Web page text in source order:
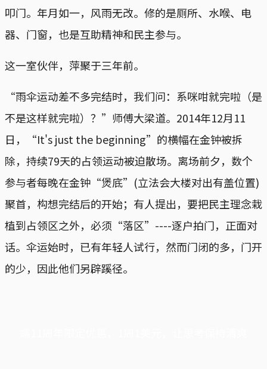
叩门。年月如一，风雨无改。修的是厕所、水喉、电
器、门窗，也是互助精神和民主参与。
这一室伙伴，萍聚于三年前。
“雨伞运动差不多完结时，我们问：系咪咁就完啦（是
不是这样就完啦）？”师傅大梁道。2014年12月11
日，“It's just the beginning”的横幅在金钟被拆
除，持续79天的占领运动被迫散场。离场前夕，数个
参与者每晚在金钟“煲底”(立法会大楼对出有盖位置)
聚首，构想完结后的开始；有人提出，要把民主理念栽
植到占领区之外，必须“落区”----逐户拍门，正面对
话。伞运始时，已有年轻人试行，然而门闭的多，门开
的少，因此他们另辟蹊径。